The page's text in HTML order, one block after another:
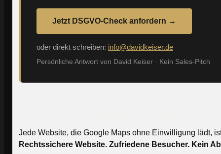
Jetzt DSGVO-Check anfordern →
oder direkt schreiben: info@davidkeiser.de
Persönliche Antwort von David Keiser · Kein Sales-Pitch
Jede Website, die Google Maps ohne Einwilligung lädt,
Rechtssichere Website. Zufriedene Besucher. Kein